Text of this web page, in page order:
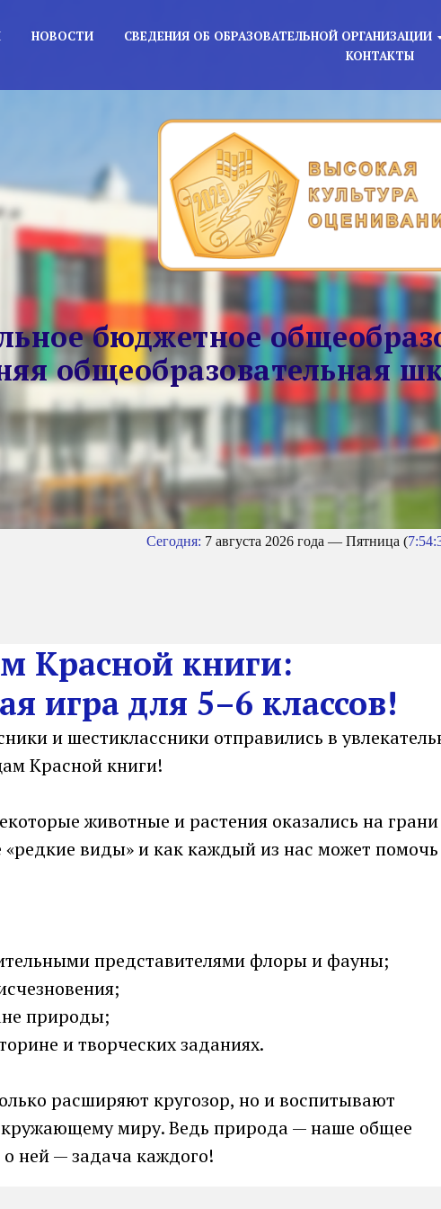
НОВОСТИ СВЕДЕНИЯ ОБ ОБРАЗОВАТЕЛЬНОЙ ОРГАНИЗАЦИИ
КОНТАКТЫ
бюджетное
общеобразовательная
Сегодня: 7 августа 2026 года — Пятница (
Красной книги:
игра для 5–6 классов!
и шестиклассники отправились в
Красной книги!
животные и растения оказались на грани
«редкие виды» и как каждый из нас может помочь
представителями флоры и фауны;
природы;
и творческих заданиях.
расширяют кругозор, но и воспитывают
миру. Ведь природа — наше общее
о ней — задача каждого!